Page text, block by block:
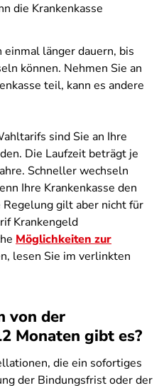
die Krankenkasse
einmal länger dauern, bis
können. Nehmen Sie an
teil, kann es andere
sind Sie an Ihre
Die Laufzeit beträgt je
Schneller wechseln
Ihre Krankenkasse den
gilt aber nicht für
Krankengeld
Möglichkeiten zur
lesen Sie im verlinkten
von der
Monaten gibt es?
die ein sofortiges
der Bindungsfrist oder der